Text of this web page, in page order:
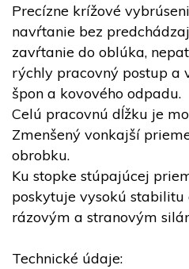
Precízne krížové
navŕtanie bez
zavŕtanie do oblúka,
rýchly pracovný postup a
špon a kovového odpadu.
Celú pracovnú dĺžku je
Zmenšený vonkajší
obrobku.
Ku stopke stúpajúcej
poskytuje vysokú stabilitu
rázovým a stranovým
Technické údaje: